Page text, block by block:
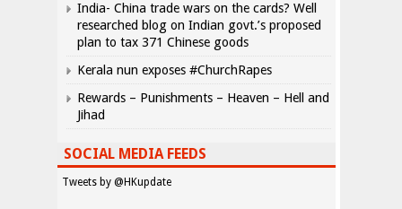
India- China trade wars on the cards? Well
researched blog on Indian govt.’s proposed
plan to tax 371 Chinese goods
Kerala nun exposes #ChurchRapes
Rewards – Punishments – Heaven – Hell and
Jihad
SOCIAL MEDIA FEEDS
Tweets by @HKupdate